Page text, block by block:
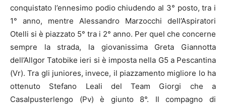
conquistato l’ennesimo podio chiudendo al 3° posto, tra i
1° anno, mentre Alessandro Marzocchi dell’Aspiratori
Otelli si è piazzato 5° tra i 2° anno. Per quel che concerne
sempre la strada, la giovanissima Greta Giannotta
dell’Allgor Tatobike ieri si è imposta nella G5 a Pescantina
(Vr). Tra gli juniores, invece, il piazzamento migliore lo ha
ottenuto Stefano Leali del Team Giorgi che a
Casalpusterlengo (Pv) è giunto 8°. Il compagno di